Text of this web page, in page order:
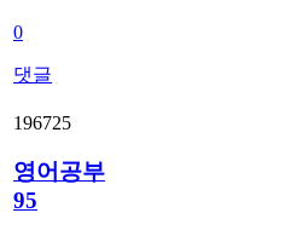
0
댓글
196725
영어공부
95